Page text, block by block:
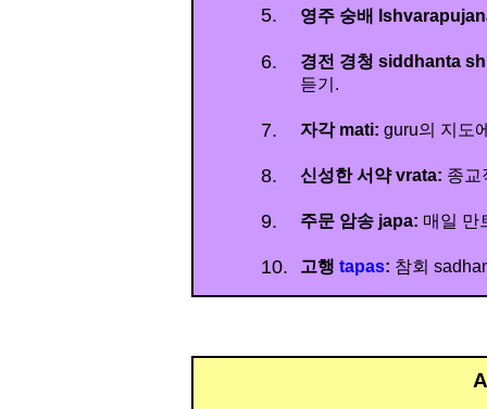
5. 영주 숭배
6.
경전 경청 siddhanta
듣기.
7. 자각 mati: guru의 지도
8. 신성한 서약 vrata: 종교
9. 주문 암송 japa: 매일 만
10. 고행 tapas: 참회